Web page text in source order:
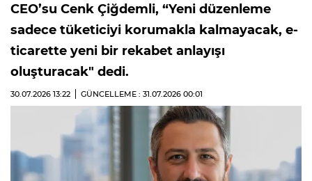
CEO’su Cenk Çiğdemli, “Yeni düzenleme
sadece tüketiciyi korumakla kalmayacak, e-
ticarette yeni bir rekabet anlayışı
oluşturacak" dedi.
30.07.2026 13:22 GÜNCELLEME : 31.07.2026 00:01